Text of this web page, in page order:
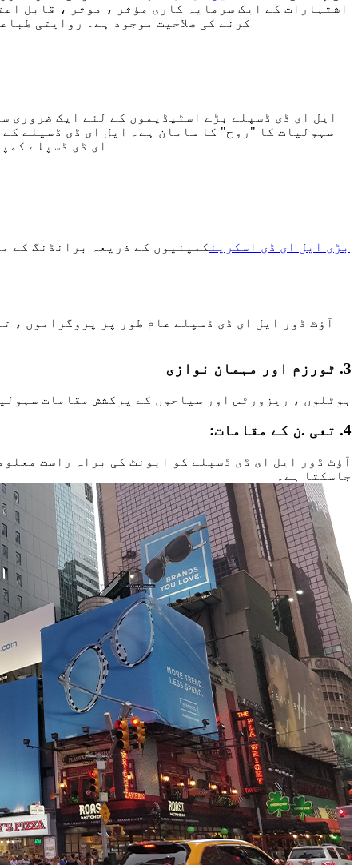
اشتہارات کے ایک سرمایہ کاری مؤثر ، موثر ، قابل
کرنے کی صلاحیت موجود ہے۔ روایتی
ایل ای ڈی ڈسپلے بڑے اسٹیڈیموں کے لئے ایک ضروری
سہولیات کا "روح" کا سامان ہے۔ ایل ای ڈی ڈسپلے
ای ڈی ڈسپلے
بڑی ایل ای ڈی اسکرین کمپنیوں کے ذریعہ برانڈنگ کے
آؤٹ ڈور ایل ای ڈی ڈسپلے عام طور پر پروگراموں ،
3. ٹورزم اور مہمان نوازی
ہوٹلوں ، ریزورٹس اور سیاحوں کے پرکشش مقامات
4. تعی .ن کے مقامات:
آؤٹ ڈور ایل ای ڈی ڈسپلے کو ایونٹ کی براہ راست
جاسکتا ہے۔